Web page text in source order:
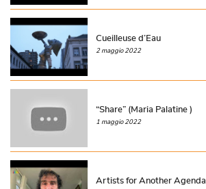
Cueilleuse d’Eau
2 maggio 2022
“Share” (Maria Palatine )
1 maggio 2022
Artists for Another Agenda